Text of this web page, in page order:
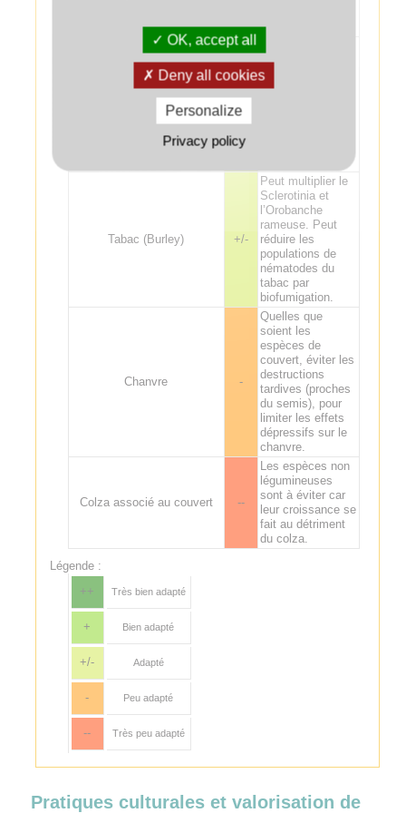
conseillée.
Tabac (Virginie)
Sclerotinia et
l’Orobanche
rameuse. Peut
Tabac (Burley) +/-
Peut multiplier le
Sclerotinia et
l’Orobanche
rameuse. Peut
réduire les
populations de
nématodes du
tabac par
biofumigation.
Chanvre -
Quelles que
soient les
espèces de
couvert, éviter les
destructions
tardives (proches
du semis), pour
limiter les effets
dépressifs sur le
chanvre.
Colza associé au couvert --
Les espèces non
légumineuses
sont à éviter car
leur croissance se
fait au détriment
du colza.
Légende :
++
Très bien adapté
+ Bien adapté
+/- Adapté
- Peu adapté
-- Très peu adapté
Pratiques culturales et valorisation de
OK, accept all
Deny all cookies
Personalize
Privacy policy